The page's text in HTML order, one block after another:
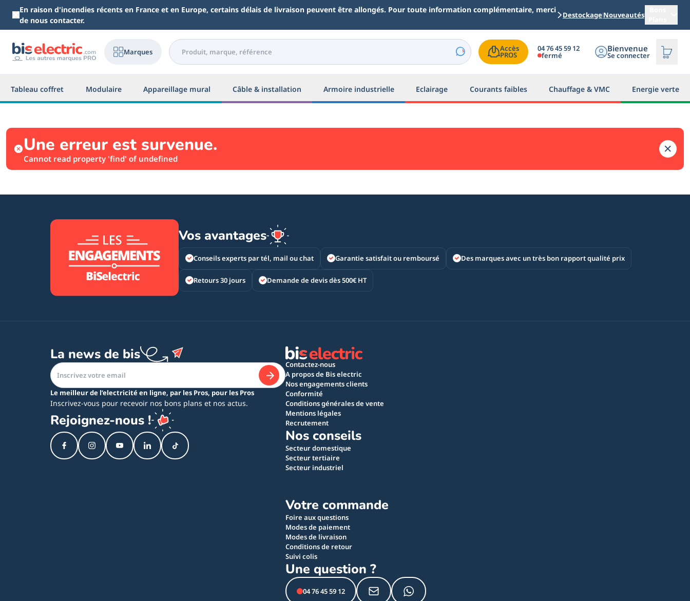
Aller au contenu principal
En raison d'incendies récents en France et en Europe, certains délais de livraison peuvent être allongés. Pour toute information complémentaire, merci
de nous contacter.
DestockageNouveautés
Marques Accès
PROS
04 76 45 59 12
fermé
Bienvenue
Se connecter
Tableau coffret Modulaire Appareillage mural Câble & installation Armoire industrielle Eclairage Courants faibles Chauffage & VMC Energie verte
Une erreur est survenue.
Cannot read property 'find' of undefined
Vos avantages
Conseils experts par tél, mail ou chat Garantie satisfait ou remboursé Des marques avec un très bon rapport qualité prix
Retours 30 jours Demande de devis dès 500€ HT
La news de bis
Le meilleur de l’electricité en ligne, par les Pros, pour les Pros
Inscrivez-vous pour recevoir nos bons plans et nos actus.
Rejoignez-nous !
Contactez-nous
A propos de Bis electric
Nos engagements clients
Conformité
Conditions générales de vente
Mentions légales
Recrutement
Nos conseils
Secteur domestique
Secteur tertiaire
Secteur industriel
Votre commande
Foire aux questions
Modes de paiement
Modes de livraison
Conditions de retour
Suivi colis
Une question ?
04 76 45 59 12